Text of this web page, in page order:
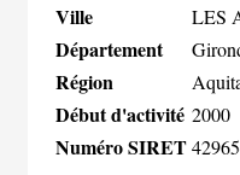
Ville LES
Département
Région
Début d'activité 2000
Numéro SIRET